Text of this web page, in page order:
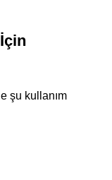
şu kullanım